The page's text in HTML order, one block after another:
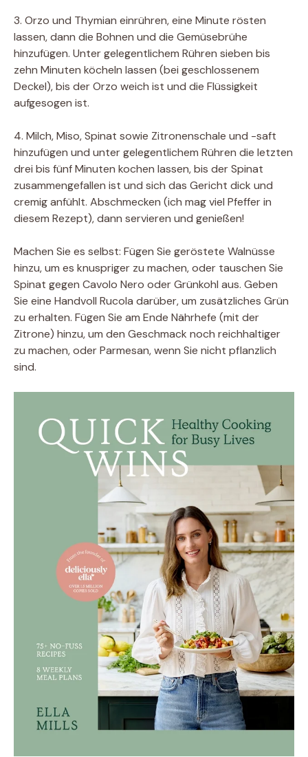
3. Orzo und Thymian einrühren, eine Minute rösten
lassen, dann die Bohnen und die Gemüsebrühe
hinzufügen. Unter gelegentlichem Rühren sieben bis
zehn Minuten köcheln lassen (bei geschlossenem
Deckel), bis der Orzo weich ist und die Flüssigkeit
aufgesogen ist.
4. Milch, Miso, Spinat sowie Zitronenschale und -saft
hinzufügen und unter gelegentlichem Rühren die letzten
drei bis fünf Minuten kochen lassen, bis der Spinat
zusammengefallen ist und sich das Gericht dick und
cremig anfühlt. Abschmecken (ich mag viel Pfeffer in
diesem Rezept), dann servieren und genießen!
Machen Sie es selbst: Fügen Sie geröstete Walnüsse
hinzu, um es knuspriger zu machen, oder tauschen Sie
Spinat gegen Cavolo Nero oder Grünkohl aus. Geben
Sie eine Handvoll Rucola darüber, um zusätzliches Grün
zu erhalten. Fügen Sie am Ende Nährhefe (mit der
Zitrone) hinzu, um den Geschmack noch reichhaltiger
zu machen, oder Parmesan, wenn Sie nicht pflanzlich
sind.